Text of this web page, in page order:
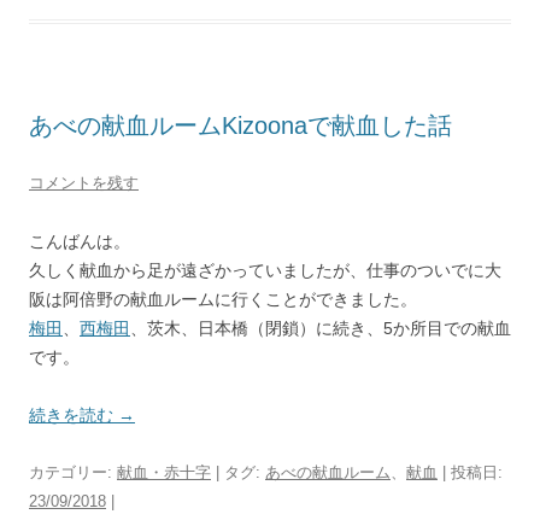
あべの献血ルームKizoonaで献血した話
コメントを残す
こんばんは。
久しく献血から足が遠ざかっていましたが、仕事のついでに大
阪は阿倍野の献血ルームに行くことができました。
梅田
西梅田
、茨木、日本橋（閉鎖）に続き、5か所目での献血
です。
続きを読む →
カテゴリー: 献血・赤十字 | タグ: あべの献血ルーム、 献血
| 投稿日:
23/09/2018